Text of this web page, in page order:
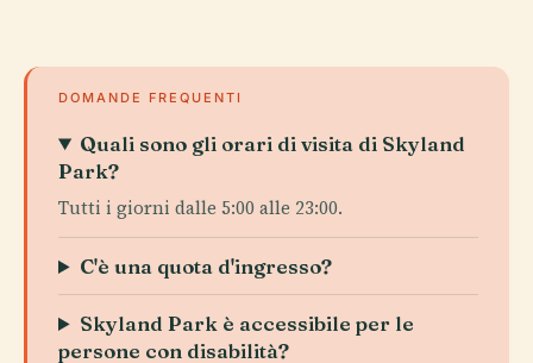
DOMANDE FREQUENTI
Quali sono gli orari di visita di Skyland
Park?
Tutti i giorni dalle 5:00 alle 23:00.
C'è una quota d'ingresso?
Skyland Park è accessibile per le
persone con disabilità?